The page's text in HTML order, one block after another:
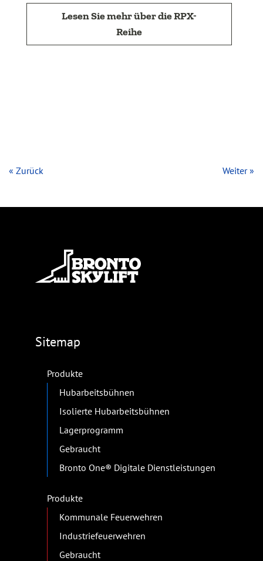
Lesen Sie mehr über die RPX-
Reihe
« Zurück Weiter »
Sitemap
Produkte
Hubarbeitsbühnen
Isolierte Hubarbeitsbühnen
Lagerprogramm
Gebraucht
Bronto One® Digitale Dienstleistungen
Produkte
Kommunale Feuerwehren
Industriefeuerwehren
Gebraucht